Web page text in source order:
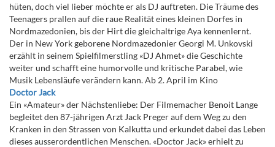
hüten, doch viel lieber möchte er als DJ auftreten. Die Träume des
Teenagers prallen auf die raue Realität eines kleinen Dorfes in
Nordmazedonien, bis der Hirt die gleichaltrige Aya kennenlernt.
Der in New York geborene Nordmazedonier Georgi M. Unkovski
erzählt in seinem Spielfilmerstling «DJ Ahmet» die Geschichte
weiter und schafft eine humorvolle und kritische Parabel, wie
Musik Lebensläufe verändern kann. Ab 2. April im Kino
Doctor Jack
Ein «Amateur» der Nächstenliebe: Der Filmemacher Benoit Lange
begleitet den 87-jährigen Arzt Jack Preger auf dem Weg zu den
Kranken in den Strassen von Kalkutta und erkundet dabei das Leben
dieses ausserordentlichen Menschen. «Doctor Jack» erhielt zu